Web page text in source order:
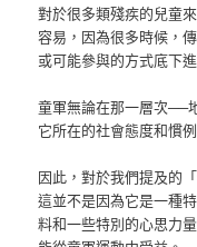
對於很多類殘疾的兒童
容易，因為很多時候，
或可能參與的方式底下
童軍無論在那一層次──
它所在的社會態度和慣例
因此，對於我們提及的
這並不是因為它是一種
料和一些特別的心思力